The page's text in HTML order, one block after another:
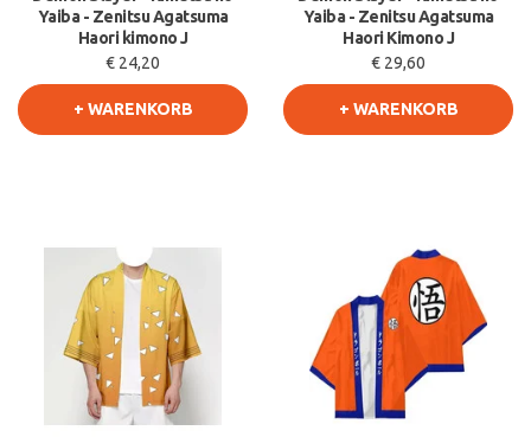
Yaiba - Zenitsu Agatsuma
Haori kimono J
€ 24,20
+ WARENKORB
Yaiba - Zenitsu Agatsuma
Haori Kimono J
€ 29,60
+ WARENKORB